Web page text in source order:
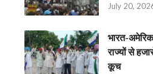
July 20,
भारत-
राज्यों से
कूच